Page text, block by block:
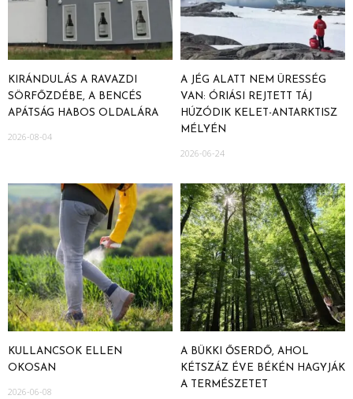
KIRÁNDULÁS A RAVAZDI
SÖRFŐZDÉBE, A BENCÉS
APÁTSÁG HABOS OLDALÁRA
2026-08-04
A JÉG ALATT NEM ÜRESSÉG
VAN: ÓRIÁSI REJTETT TÁJ
HÚZÓDIK KELET-ANTARKTISZ
MÉLYÉN
2026-06-24
KULLANCSOK ELLEN
OKOSAN
2026-06-08
A BÜKKI ŐSERDŐ, AHOL
KÉTSZÁZ ÉVE BÉKÉN HAGYJÁK
A TERMÉSZETET